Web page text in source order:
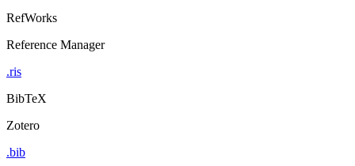
RefWorks
Reference Manager
.ris
BibTeX
Zotero
.bib